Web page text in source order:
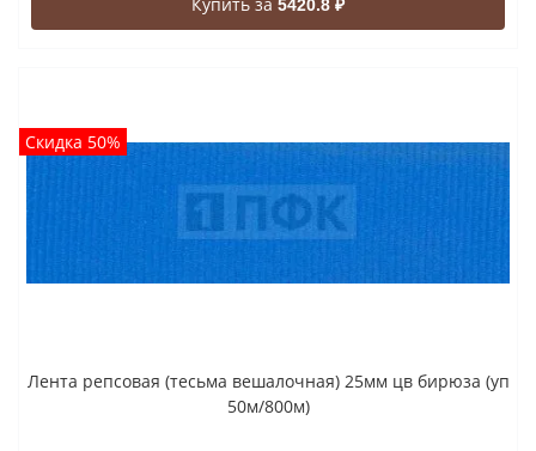
5420.8 ₽
Скидка 50%
Лента репсовая (тесьма вешалочная) 25мм цв бирюза (уп
50м/800м)